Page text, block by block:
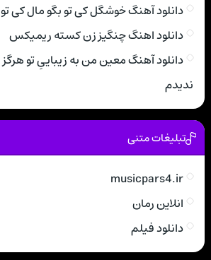
دانلود آهنگ خوشگل کی تو بگو مال کی تو
دانلود اهنگ چنگیز زن کسته ریمیکس
دانلود آهنگ معین من به زیباییِ تو
ندیدم
تبلیغات متنی
musicpars4.ir
انلاین رمان
دانلود فیلم